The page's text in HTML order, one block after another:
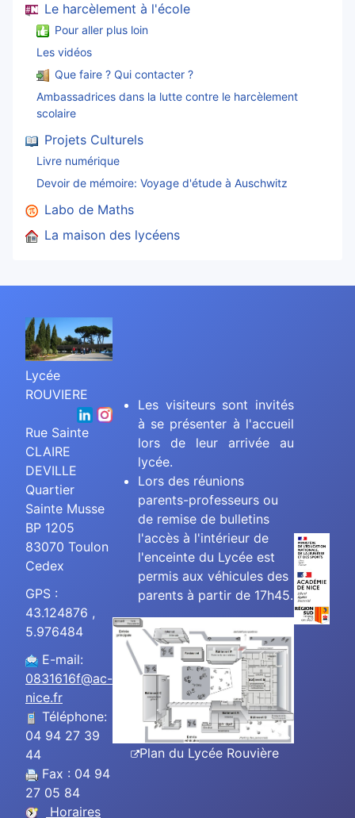
Le harcèlement à l'école
Pour aller plus loin
Les vidéos
Que faire ? Qui contacter ?
Ambassadrices dans la lutte contre le harcèlement
scolaire
Projets Culturels
Livre numérique
Devoir de mémoire: Voyage d'étude à Auschwitz
Labo de Maths
La maison des lycéens
Lycée
ROUVIERE
Rue Sainte
CLAIRE
DEVILLE
Quartier
Sainte Musse
BP 1205
83070 Toulon
Cedex
GPS :
43.124876 ,
5.976484
E-mail:
0831616f@ac-
nice.fr
Téléphone:
04 94 27 39
44
Fax : 04 94
27 05 84
Horaires
Les visiteurs sont invités
à se présenter à l'accueil
lors de leur arrivée au
lycée.
Lors des réunions
parents-professeurs ou
de remise de bulletins
l'accès à l'intérieur de
l'enceinte du Lycée est
permis aux véhicules des
parents à partir de 17h45.
Plan du Lycée Rouvière